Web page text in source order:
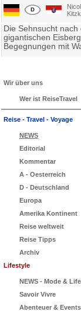
Die Sehnsucht
gigantischen
Begegnungen mit
Wir über uns
Wer ist ReiseTravel
Reise - Travel - Voyage
NEWS
Editorial
Kommentar
A - Oesterreich
D - Deutschland
Europa
Amerika Kontinent
Reise weltweit
Reise Tipps
Archiv
Lifestyle
NEWS - Mode &
Savoir Vivre
Abenteuer & Events